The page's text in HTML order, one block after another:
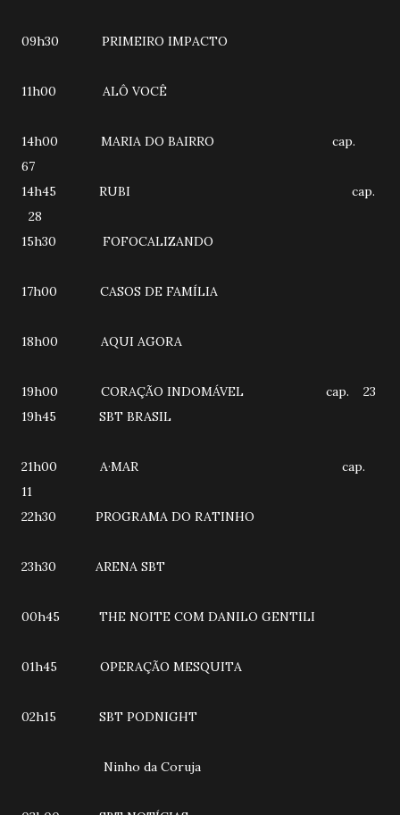
09h30 PRIMEIRO IMPACTO
11h00 ALÔ VOCÊ
14h00 MARIA DO BAIRRO cap.
67
14h45 RUBI cap.
28
15h30 FOFOCALIZANDO
17h00 CASOS DE FAMÍLIA
18h00 AQUI AGORA
19h00 CORAÇÃO INDOMÁVEL cap. 23
19h45 SBT BRASIL
21h00 A·MAR cap.
11
22h30 PROGRAMA DO RATINHO
23h30 ARENA SBT
00h45 THE NOITE COM DANILO GENTILI
01h45 OPERAÇÃO MESQUITA
02h15 SBT PODNIGHT
Ninho da Coruja